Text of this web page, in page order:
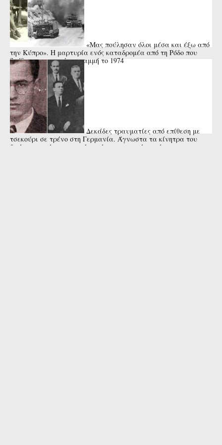
«Μας πούλησαν όλοι μέσα και έξω από
την Κύπρο». Η μαρτυρία ενός καταδρομέα από τη Ρόδο που
βρέθηκε στην πρώτη γραμμή το 1974
Δεκάδες τραυματίες από επίθεση με
τσεκούρι σε τρένο στη Γερμανία. Άγνωστα τα κίνητρα του
δράστη που έπεσε νεκρός από αστυνομικά πυρά